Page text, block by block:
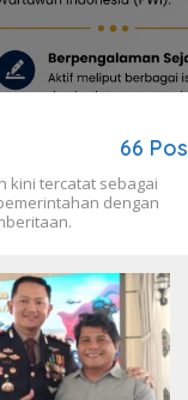
66 Pos
kini tercatat sebagai
dengan